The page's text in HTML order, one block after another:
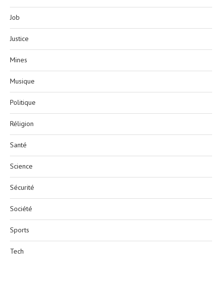
Job
Justice
Mines
Musique
Politique
Réligion
Santé
Science
Sécurité
Société
Sports
Tech